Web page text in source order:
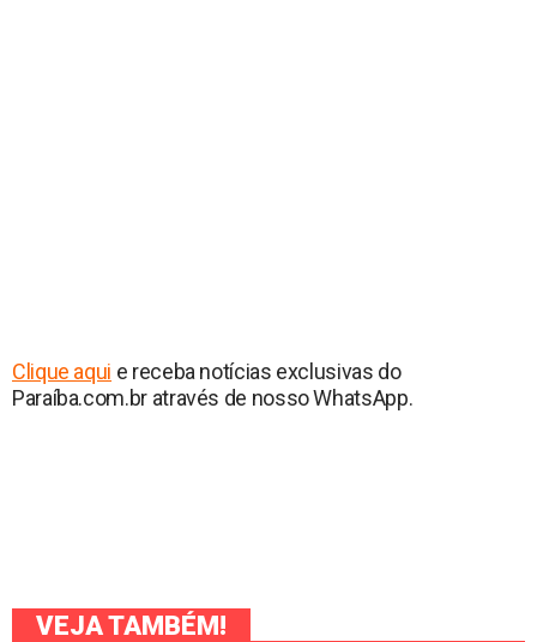
Clique aqui e receba notícias exclusivas do
Paraíba.com.br através de nosso WhatsApp.
VEJA TAMBÉM!